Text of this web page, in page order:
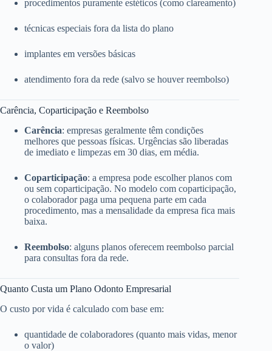
procedimentos puramente estéticos (como clareamento)
técnicas especiais fora da lista do plano
implantes em versões básicas
atendimento fora da rede (salvo se houver reembolso)
Carência, Coparticipação e Reembolso
Carência: empresas geralmente têm condições
melhores que pessoas físicas. Urgências são liberadas
de imediato e limpezas em 30 dias, em média.
Coparticipação: a empresa pode escolher planos com
ou sem coparticipação. No modelo com coparticipação,
o colaborador paga uma pequena parte em cada
procedimento, mas a mensalidade da empresa fica mais
baixa.
Reembolso: alguns planos oferecem reembolso parcial
para consultas fora da rede.
Quanto Custa um Plano Odonto Empresarial
O custo por vida é calculado com base em:
quantidade de colaboradores (quanto mais vidas, menor
o valor)